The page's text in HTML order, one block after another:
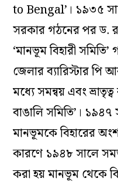
to Bengal’। ১৯৩৫
সরকার গঠনের পর ড.
‘মানভূম বিহারী
জেলার ব্যারিস্টার পি
মধ্যে সমন্বয় এবং
বাঙালি সমিতি’। ১৯৪৭
মানভূমকে বিহারের
কারণে ১৯৪৮ সালে
করা হয় মানভূম থেকে